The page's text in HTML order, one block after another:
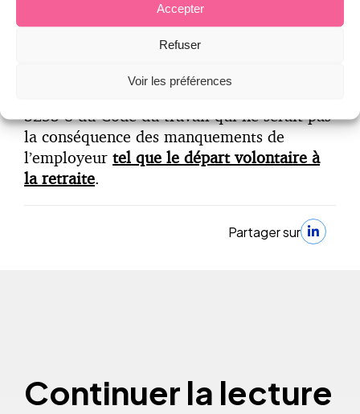
Accepter
Refuser
Voir les préférences
Toutefois cette décision, n’aura (
sens) aucun impact sur l’exclusion des
garanties des créances résultant des
ruptures à l’initiative du salarié au cours de
l’une des périodes visés au 2° de l’article L.
3253-8 du Code du travail qui ne serait pas
la conséquence des manquements de
l’employeur tel que le départ volontaire à
la retraite.
Partager sur
Continuer la lecture